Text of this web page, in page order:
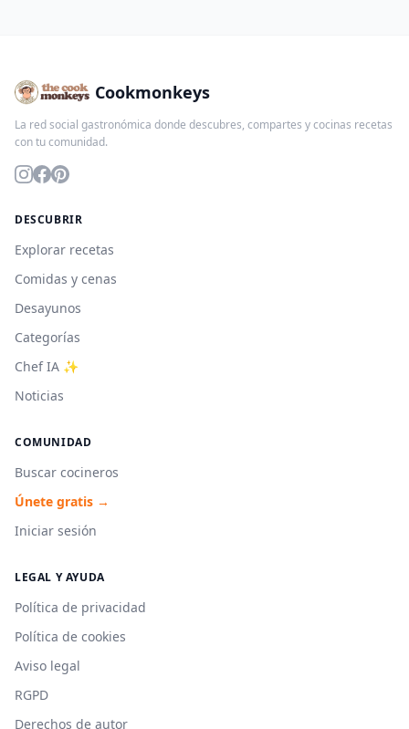
Cookmonkeys
La red social gastronómica donde descubres, compartes y cocinas recetas
con tu comunidad.
DESCUBRIR
Explorar recetas
Comidas y cenas
Desayunos
Categorías
Chef IA ✨
Noticias
COMUNIDAD
Buscar cocineros
Únete gratis →
Iniciar sesión
LEGAL Y AYUDA
Política de privacidad
Política de cookies
Aviso legal
RGPD
Derechos de autor